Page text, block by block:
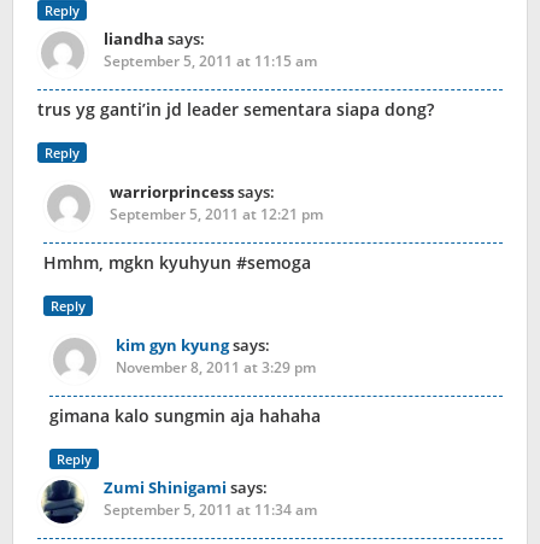
Reply
liandha says:
September 5, 2011 at 11:15 am
trus yg ganti’in jd leader sementara siapa dong?
Reply
warriorprincesssays:
September 5, 2011 at 12:21 pm
Hmhm, mgkn kyuhyun #semoga
Reply
kim gyn kyungsays:
November 8, 2011 at 3:29 pm
gimana kalo sungmin aja hahaha
Reply
Zumi Shinigami says:
September 5, 2011 at 11:34 am